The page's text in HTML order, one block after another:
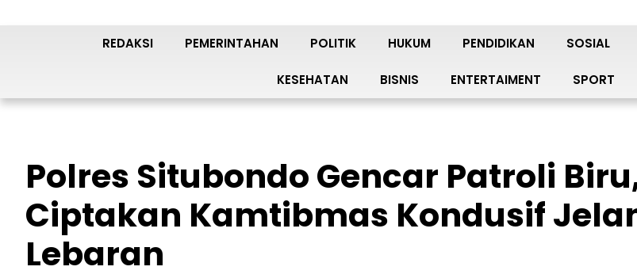
REDAKSI PEMERINTAHAN POLITIK HUKUM PENDIDIKAN SOSIAL
KESEHATAN BISNIS ENTERTAIMENT SPORT
Polres Situbondo Gencar Patroli
Ciptakan Kamtibmas Kondusif
Lebaran